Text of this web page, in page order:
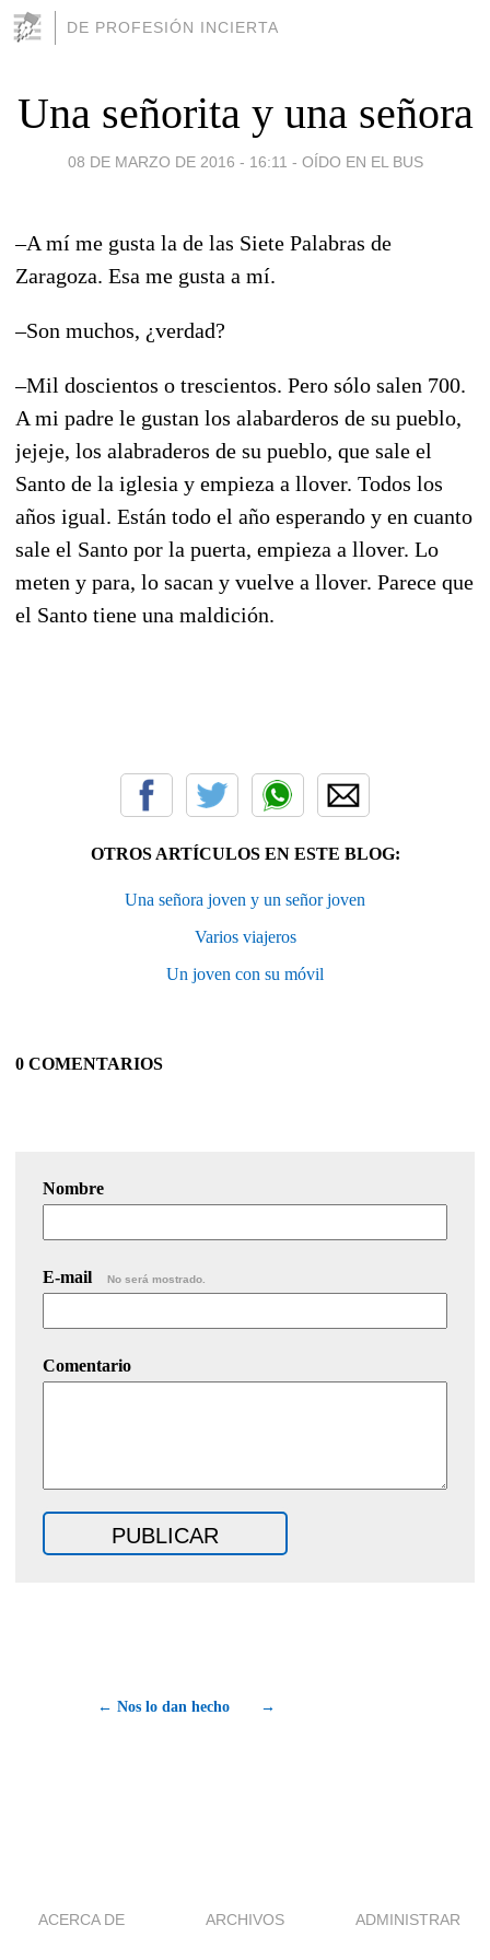
DE PROFESIÓN INCIERTA
Una señorita y una señora
08 DE MARZO DE 2016 - 16:11 - OÍDO EN EL BUS
–A mí me gusta la de las Siete Palabras de
Zaragoza. Esa me gusta a mí.
–Son muchos, ¿verdad?
–Mil doscientos o trescientos. Pero sólo salen 700.
A mi padre le gustan los alabarderos de su pueblo,
jejeje, los alabraderos de su pueblo, que sale el
Santo de la iglesia y empieza a llover. Todos los
años igual. Están todo el año esperando y en cuanto
sale el Santo por la puerta, empieza a llover. Lo
meten y para, lo sacan y vuelve a llover. Parece que
el Santo tiene una maldición.
OTROS ARTÍCULOS EN ESTE BLOG:
Una señora joven y un señor joven
Varios viajeros
Un joven con su móvil
0 COMENTARIOS
Nombre
E-mail No será mostrado.
Comentario
← Nos lo dan hecho →
ACERCA DE ARCHIVOS ADMINISTRAR